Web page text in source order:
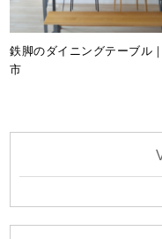
鉄脚のダイニングテーブル
市